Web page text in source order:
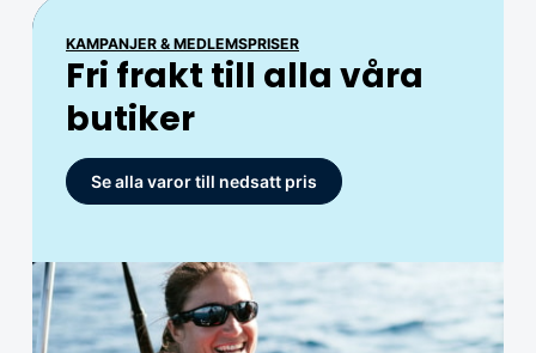
MEDLEM
Club Hjertmans
Ta del av exklusiva erbjudanden!
Bli medlem
KAMPANJER & MEDLEMSPRISER
Fri frakt till alla våra
butiker
Se alla varor till nedsatt pris
ARTIKLAR MED MEDLEMSPRISER
Ta del av
medlemspriser
Se alla